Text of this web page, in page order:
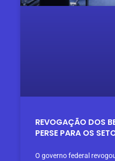
REVOGAÇÃO DOS
PERSE PARA OS
O governo federal